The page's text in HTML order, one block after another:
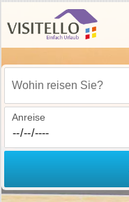
Wohin reisen Sie?
Anreise